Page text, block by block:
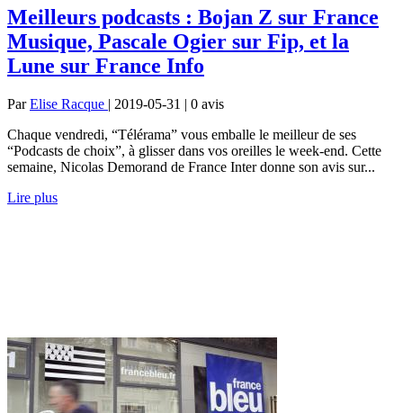
Meilleurs podcasts : Bojan Z sur France
Musique, Pascale Ogier sur Fip, et la
Lune sur France Info
ParElise Racque | 2019-05-31 | 0 avis
Chaque vendredi, “Télérama” vous emballe le meilleur de ses
“Podcasts de choix”, à glisser dans vos oreilles le week-end. Cette
semaine, Nicolas Demorand de France Inter donne son avis sur...
Lire plus